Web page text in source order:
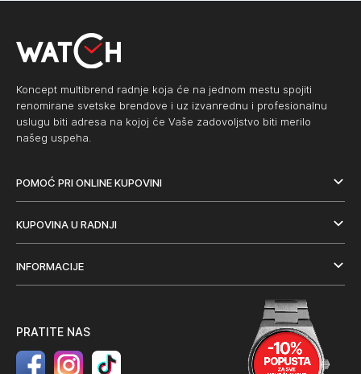
Koncept multibrend radnje koja će na jednom mestu spojiti
renomirane svetske brendove i uz izvanrednu i profesionalnu
uslugu biti adresa na kojoj će Vaše zadovoljstvo biti merilo
našeg uspeha.
POMOĆ PRI ONLINE KUPOVINI
KUPOVINA U RADNJI
INFORMACIJE
PRATITE NAS